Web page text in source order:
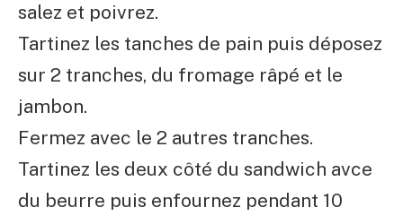
salez et poivrez.
Tartinez les tanches de pain puis déposez
sur 2 tranches, du fromage râpé et le
jambon.
Fermez avec le 2 autres tranches.
Tartinez les deux côté du sandwich avce
du beurre puis enfournez pendant 10